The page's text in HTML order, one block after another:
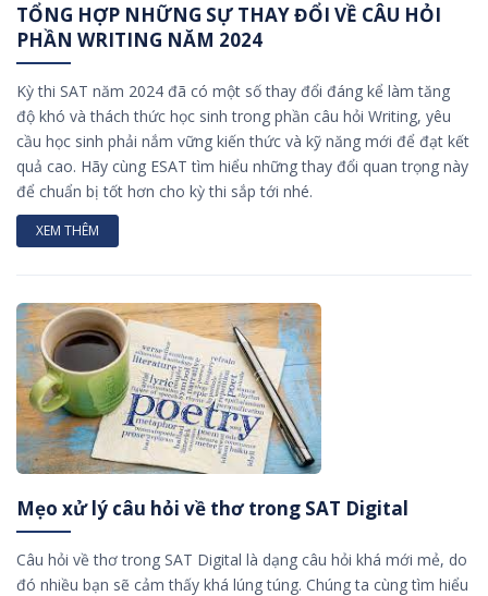
TỔNG HỢP NHỮNG SỰ THAY ĐỔI VỀ CÂU HỎI
PHẦN WRITING NĂM 2024
Kỳ thi SAT năm 2024 đã có một số thay đổi đáng kể làm tăng
độ khó và thách thức học sinh trong phần câu hỏi Writing, yêu
cầu học sinh phải nắm vững kiến thức và kỹ năng mới để đạt kết
quả cao. Hãy cùng ESAT tìm hiểu những thay đổi quan trọng này
để chuẩn bị tốt hơn cho kỳ thi sắp tới nhé.
XEM THÊM
Mẹo xử lý câu hỏi về thơ trong SAT Digital
Câu hỏi về thơ trong SAT Digital là dạng câu hỏi khá mới mẻ, do
đó nhiều bạn sẽ cảm thấy khá lúng túng. Chúng ta cùng tìm hiểu